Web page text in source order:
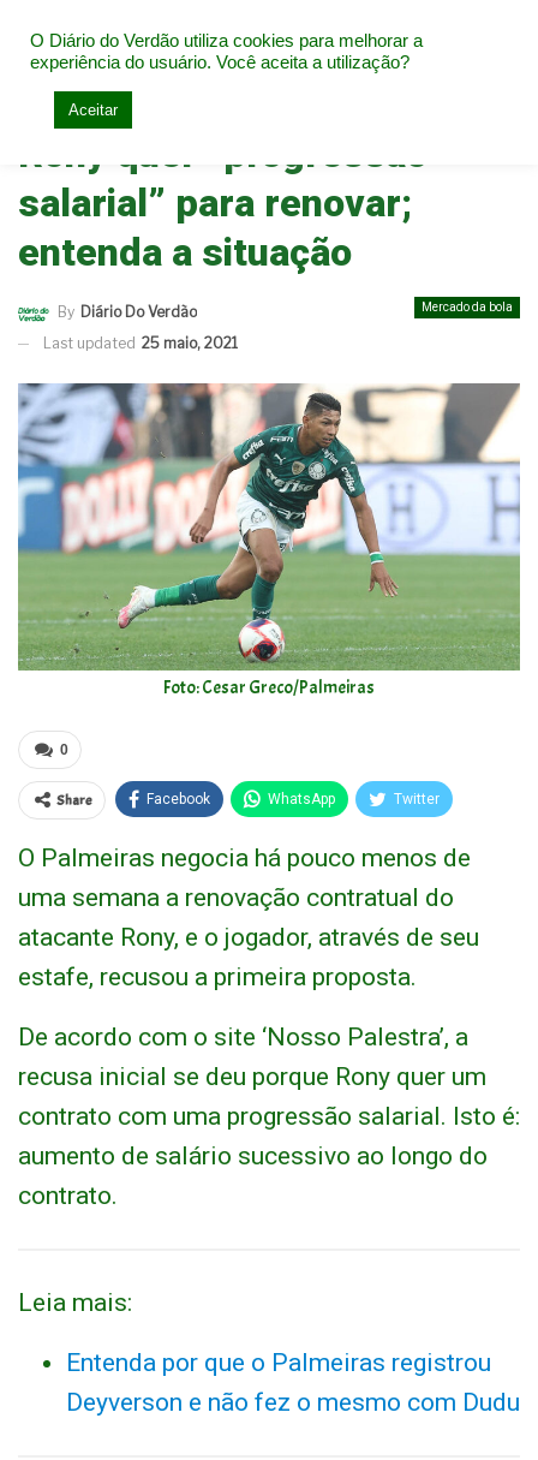
Home Mercado da bola
Rony quer “progressão
salarial” para renovar;
entenda a situação
Mercado da bola
By Diário Do Verdão
Last updated 25 maio, 2021
Foto: Cesar Greco/Palmeiras
0
Share Facebook WhatsApp Twitter
O Palmeiras negocia há pouco menos de
uma semana a renovação contratual do
atacante Rony, e o jogador, através de seu
estafe, recusou a primeira proposta.
De acordo com o site ‘Nosso Palestra’, a
recusa inicial se deu porque Rony quer um
contrato com uma progressão salarial. Isto é:
aumento de salário sucessivo ao longo do
contrato.
Leia mais:
Entenda por que o Palmeiras registrou
Deyverson e não fez o mesmo com Dudu
O Diário do Verdão utiliza cookies para melhorar a
experiência do usuário. Você aceita a utilização?
Aceitar